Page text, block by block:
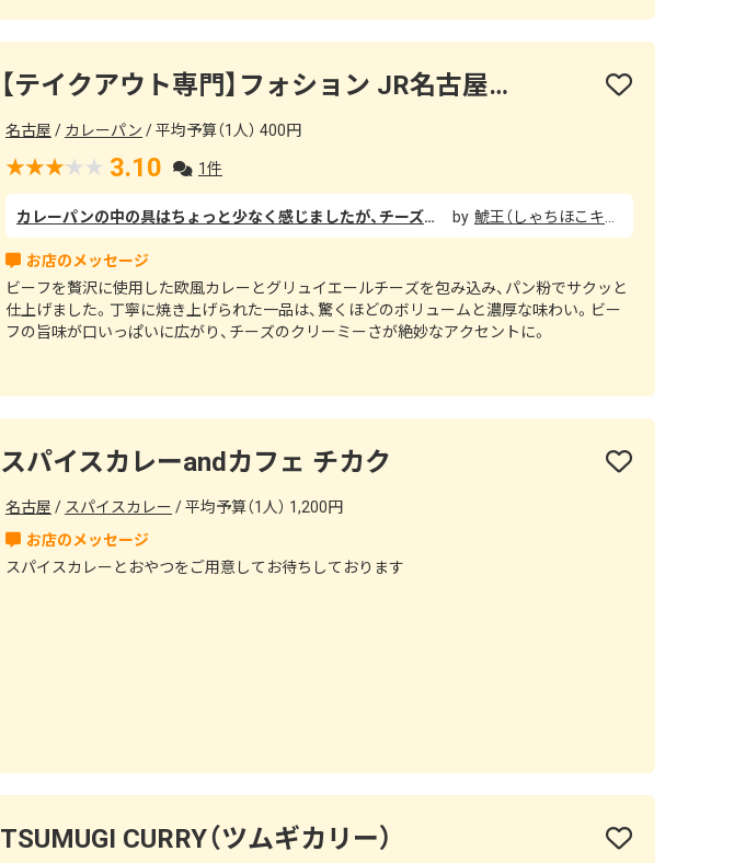
【テイクアウト専門】フォション JR名古屋タカシマヤ店
名古屋 カレーパン 平均予算（1人） 400円
3.10 1件
カレーパンの中の具はちょっと少なく感じましたが、チーズも入ってて味は美味しかったです！ でもサイズが小さいわりに価格が高く、私はリピートしないかもです。 鯱王（しゃちほこキング）
ビーフを贅沢に使用した欧風カレーとグリュイエールチーズを包み込み、パン粉でサクッと
仕上げました。丁寧に焼き上げられた一品は、驚くほどのボリュームと濃厚な味わい。ビー
フの旨味が口いっぱいに広がり、チーズのクリーミーさが絶妙なアクセントに。
スパイスカレーandカフェ チカク
名古屋 スパイスカレー 平均予算（1人） 1,200円
スパイスカレーとおやつをご用意してお待ちしております
TSUMUGI CURRY（ツムギカリー）